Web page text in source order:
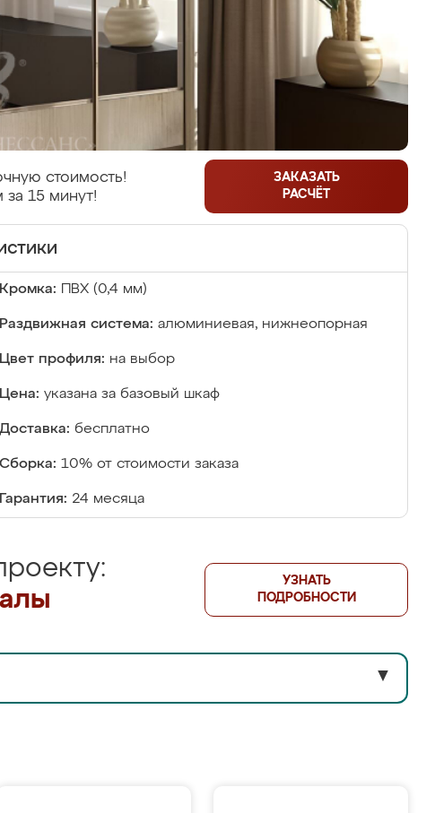
стоимость!
15 минут!
ЗАКАЗАТЬ
РАСЧЁТ
Кромка: ПВХ (0,4 мм)
Раздвижная система: алюминиевая, нижнеопорная
Цвет профиля: на выбор
Цена: указана за базовый шкаф
Доставка: бесплатно
Сборка: 10% от стоимости заказа
Гарантия: 24 месяца
УЗНАТЬ
ПОДРОБНОСТИ
▼